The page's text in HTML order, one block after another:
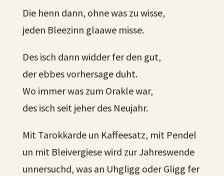
Die henn dann, ohne was zu wisse,
jeden Bleezinn glaawe misse.
Des isch dann widder fer den gut,
der ebbes vorhersage duht.
Wo immer was zum Orakle war,
des isch seit jeher des Neujahr.
Mit Tarokkarde un Kaffeesatz, mit Pendel
un mit Bleivergiese wird zur Jahreswende
unnersuchd, was an Uhgligg oder Gligg fer